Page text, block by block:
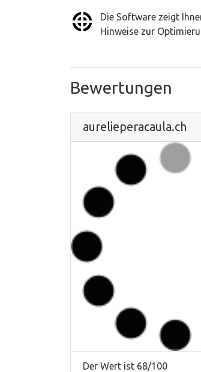
Die Software zeigt
Hinweise zur
Bewertungen
aurelieperacaula.ch
Der Wert ist 68/100